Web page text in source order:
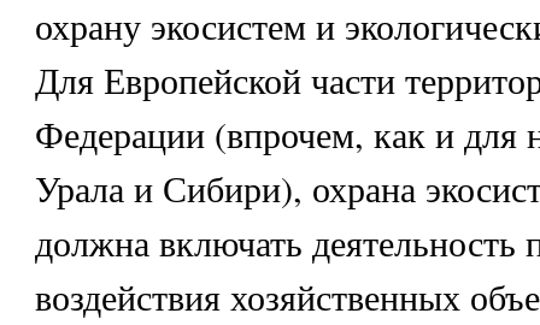
охрану экосистем и
Для Европейской части
Федерации (впрочем, как и для
Урала и Сибири), охрана
должна включать
воздействия хозяйственных